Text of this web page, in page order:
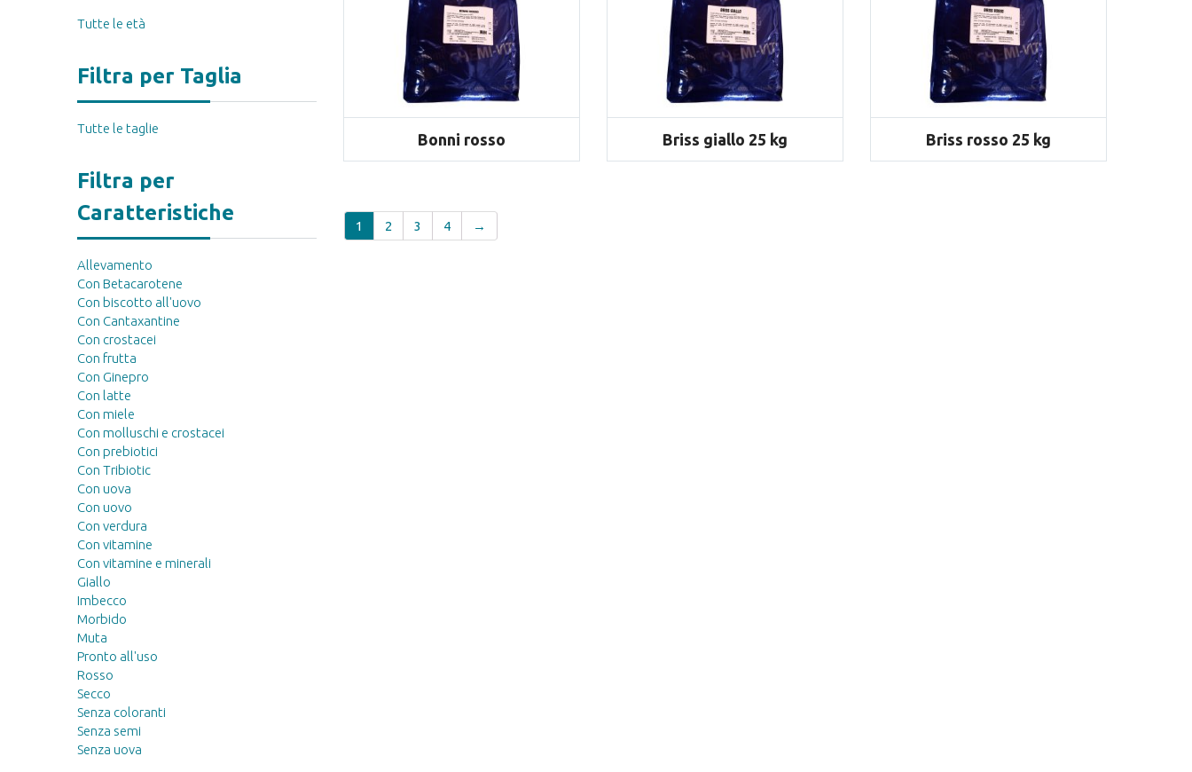
Tutte le età
Filtra per Taglia
Tutte le taglie
Filtra per
Caratteristiche
Allevamento
Con Betacarotene
Con biscotto all'uovo
Con Cantaxantine
Con crostacei
Con frutta
Con Ginepro
Con latte
Con miele
Con molluschi e crostacei
Con prebiotici
Con Tribiotic
Con uova
Con uovo
Con verdura
Con vitamine
Con vitamine e minerali
Giallo
Imbecco
Morbido
Muta
Pronto all'uso
Rosso
Secco
Senza coloranti
Senza semi
Senza uova
Bonni rosso Briss giallo 25 kg Briss rosso 25 kg
1 2 3 4 →